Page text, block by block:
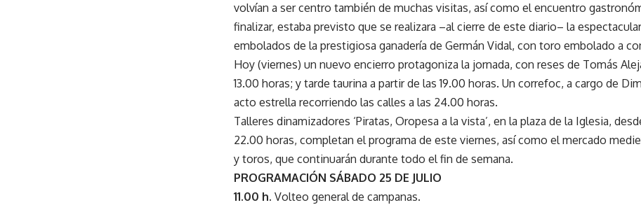
volvían a ser centro también de muchas visitas, así como el encuentro
finalizar, estaba previsto que se realizara –al cierre de este diario– la
embolados de la prestigiosa ganadería de Germán Vidal, con toro embolado a
Hoy (viernes) un nuevo encierro protagoniza la jornada, con reses de Tomás
13.00 horas; y tarde taurina a partir de las 19.00 horas. Un correfoc, a cargo de
acto estrella recorriendo las calles a las 24.00 horas.
Talleres dinamizadores ‘Piratas, Oropesa a la vista’, en la plaza de la Iglesia,
22.00 horas, completan el programa de este viernes, así como el mercado
y toros, que continuarán durante todo el fin de semana.
PROGRAMACIÓN SÁBADO 25 DE JULIO
11.00 h. Volteo general de campanas.